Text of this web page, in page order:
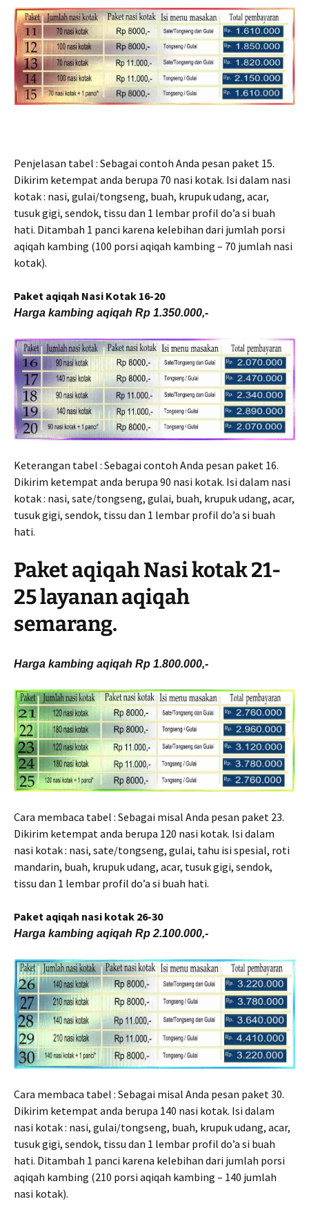
Penjelasan tabel : Sebagai contoh Anda pesan paket 15.
Dikirim ketempat anda berupa 70 nasi kotak. Isi dalam nasi
kotak : nasi, gulai/tongseng, buah, krupuk udang, acar,
tusuk gigi, sendok, tissu dan 1 lembar profil do’a si buah
hati. Ditambah 1 panci karena kelebihan dari jumlah porsi
aqiqah kambing (100 porsi aqiqah kambing – 70 jumlah nasi
kotak).
Paket aqiqah Nasi Kotak 16-20
Harga kambing aqiqah Rp 1.350.000,-
Keterangan tabel : Sebagai contoh Anda pesan paket 16.
Dikirim ketempat anda berupa 90 nasi kotak. Isi dalam nasi
kotak : nasi, sate/tongseng, gulai, buah, krupuk udang, acar,
tusuk gigi, sendok, tissu dan 1 lembar profil do’a si buah
hati.
Paket aqiqah Nasi kotak 21-
25 layanan aqiqah
semarang.
Harga kambing aqiqah Rp 1.800.000,-
Cara membaca tabel : Sebagai misal Anda pesan paket 23.
Dikirim ketempat anda berupa 120 nasi kotak. Isi dalam
nasi kotak : nasi, sate/tongseng, gulai, tahu isi spesial, roti
mandarin, buah, krupuk udang, acar, tusuk gigi, sendok,
tissu dan 1 lembar profil do’a si buah hati.
Paket aqiqah nasi kotak 26-30
Harga kambing aqiqah Rp 2.100.000,-
Cara membaca tabel : Sebagai misal Anda pesan paket 30.
Dikirim ketempat anda berupa 140 nasi kotak. Isi dalam
nasi kotak : nasi, gulai/tongseng, buah, krupuk udang, acar,
tusuk gigi, sendok, tissu dan 1 lembar profil do’a si buah
hati. Ditambah 1 panci karena kelebihan dari jumlah porsi
aqiqah kambing (210 porsi aqiqah kambing – 140 jumlah
nasi kotak).